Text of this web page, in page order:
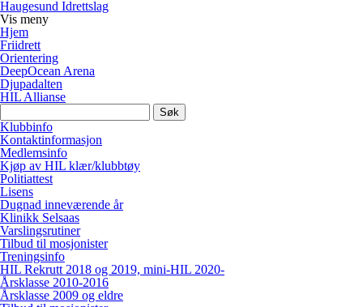
Haugesund Idrettslag
Vis meny
Hjem
Friidrett
Orientering
DeepOcean Arena
Djupadalten
HIL Allianse
Søk
etter:
Klubbinfo
Kontaktinformasjon
Medlemsinfo
Kjøp av HIL klær/klubbtøy
Politiattest
Lisens
Dugnad inneværende år
Klinikk Selsaas
Varslingsrutiner
Tilbud til mosjonister
Treningsinfo
HIL Rekrutt 2018 og 2019, mini-HIL 2020-
Årsklasse 2010-2016
Årsklasse 2009 og eldre